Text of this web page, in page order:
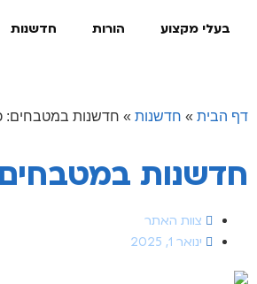
בעלי מקצוע הורות חדשנות
דף הבית » חדשנות » חדשנות במטבחים:
חדשנות
צוות האתר
ינואר 1, 2025